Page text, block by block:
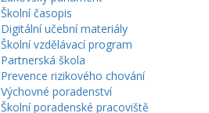
Školní časopis
Digitální učební materiály
Školní vzdělávací program
Partnerská škola
Prevence rizikového chování
Výchovné poradenství
Školní poradenské pracoviště